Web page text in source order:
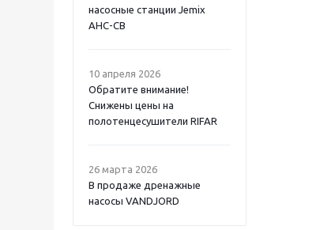
насосные станции Jemix
АНС-СВ
10 апреля 2026
Обратите внимание!
Снижены цены на
полотенцесушители RIFAR
26 марта 2026
В продаже дренажные
насосы VANDJORD